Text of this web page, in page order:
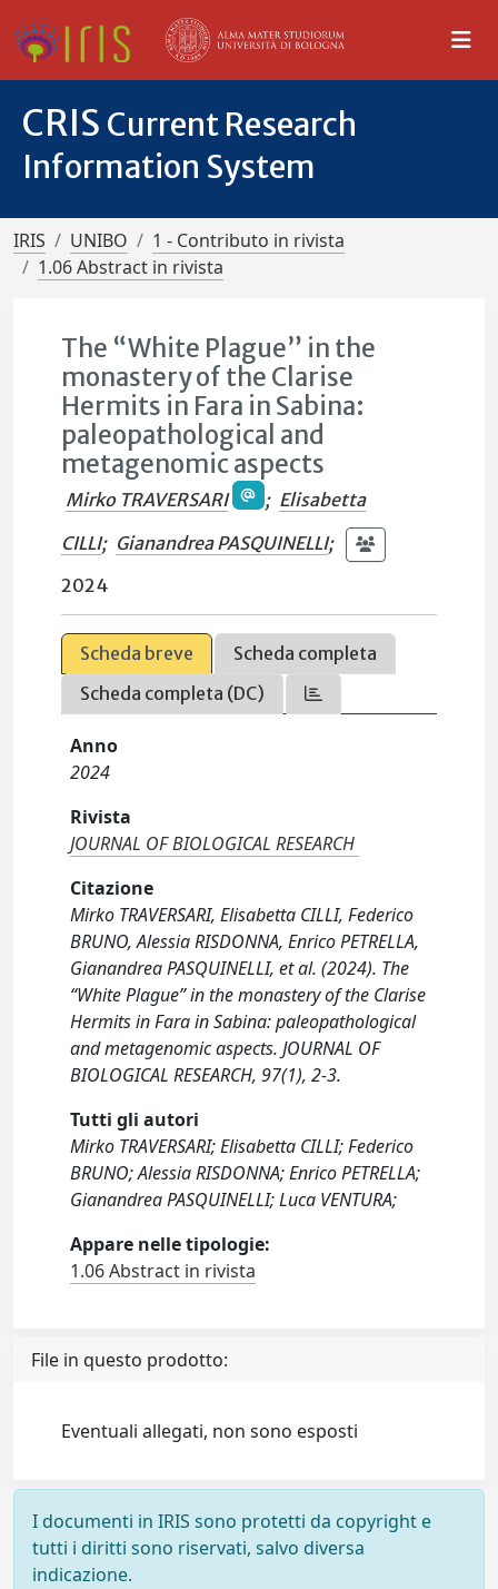
CRIS Current Research
Information System
IRIS UNIBO
1 - Contributo in rivista
1.06 Abstract in rivista
The “White Plague” in the
monastery of the Clarise
Hermits in Fara in Sabina:
paleopathological and
metagenomic aspects
Mirko TRAVERSARI ; Elisabetta
CILLI; Gianandrea PASQUINELLI;
2024
Scheda breve
Scheda completa
Scheda completa (DC)
Anno
2024
Rivista
JOURNAL OF BIOLOGICAL RESEARCH
Citazione
Mirko TRAVERSARI, Elisabetta CILLI, Federico
BRUNO, Alessia RISDONNA, Enrico PETRELLA,
Gianandrea PASQUINELLI, et al. (2024). The
“White Plague” in the monastery of the Clarise
Hermits in Fara in Sabina: paleopathological
and metagenomic aspects. JOURNAL OF
BIOLOGICAL RESEARCH, 97(1), 2-3.
Tutti gli autori
Mirko TRAVERSARI; Elisabetta CILLI; Federico
BRUNO; Alessia RISDONNA; Enrico PETRELLA;
Gianandrea PASQUINELLI; Luca VENTURA;
Appare nelle tipologie:
1.06 Abstract in rivista
File in questo prodotto:
Eventuali allegati, non sono esposti
I documenti in IRIS sono protetti da copyright e
tutti i diritti sono riservati, salvo diversa
indicazione.